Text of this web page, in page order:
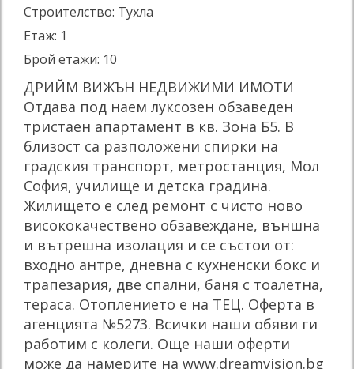
Строителство: Тухла
Етаж: 1
Брой етажи: 10
ДРИЙМ ВИЖЪН НЕДВИЖИМИ ИМОТИ
Отдава под наем луксозен обзаведен
тристаен апартамент в кв. Зона Б5. В
близост са разположени спирки на
градския транспорт, метростанция, Мол
София, училище и детска градина.
Жилището е след ремонт с чисто ново
висококачествено обзавеждане, външна
и вътрешна изолация и се състои от:
входно антре, дневна с кухненски бокс и
трапезария, две спални, баня с тоалетна,
тераса. Отоплението е на ТЕЦ. Оферта в
агенцията №5273. Всички наши обяви ги
работим с колеги. Още наши оферти
може да намерите на www.dreamvision.bg